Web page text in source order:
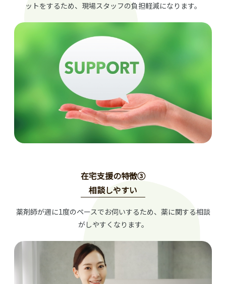
ットをするため、現場スタッフの負担軽減になります。
在宅支援の特徴③
相談しやすい
薬剤師が週に1度のペースでお伺いするため、薬に関する相談
がしやすくなります。